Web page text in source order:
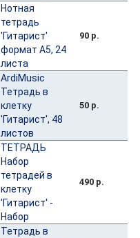
Нотная
тетрадь
'Гитарист'
формат А5, 24
листа
90 р.
ArdiMusic
Тетрадь в
клетку
'Гитарист', 48
листов
50 р.
ТЕТРАДЬ
Набор
тетрадей в
клетку
'Гитарист' -
Набор
490 р.
Тетрадь в